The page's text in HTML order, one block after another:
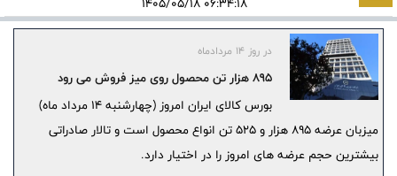
وضعیت
ناوبری
در روز ۱۴ مردادماه
895 هزار تن محصول روی میز فروش می رود
بورس کالای ایران امروز (چهارشنبه ۱۴ مرداد ماه)
میزبان عرضه ۸۹۵ هزار و ۵۲۵ تن انواع محصول است و تالار صادراتی
بیشترین حجم عرضه های امروز را در اختیار دارد.